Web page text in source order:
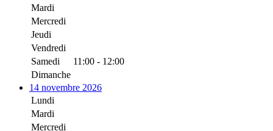
Mardi
Mercredi
Jeudi
Vendredi
Samedi
11:00 - 12:00
Dimanche
14 novembre 2026
Lundi
Mardi
Mercredi